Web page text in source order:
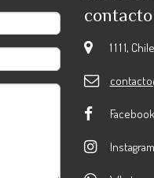
contacto
1 1 1 1, Chile
Facebook
Instagram